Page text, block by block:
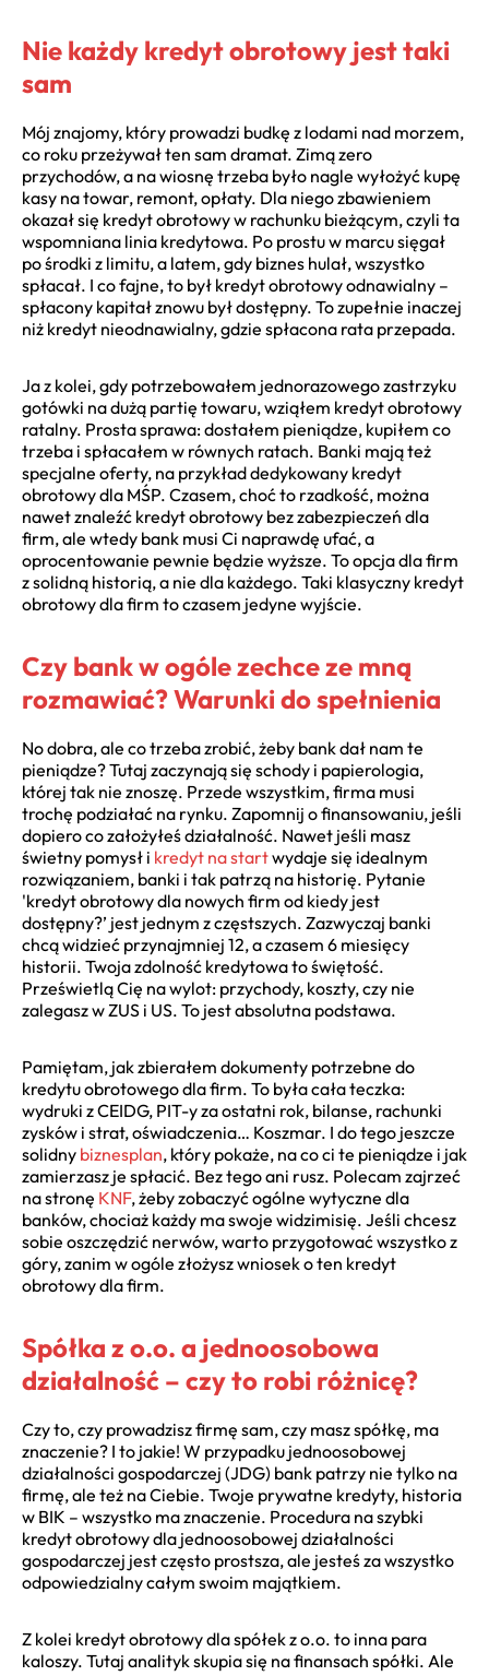
Nie każdy kredyt obrotowy jest taki
sam
Mój znajomy, który prowadzi budkę z lodami nad morzem,
co roku przeżywał ten sam dramat. Zimą zero
przychodów, a na wiosnę trzeba było nagle wyłożyć kupę
kasy na towar, remont, opłaty. Dla niego zbawieniem
okazał się kredyt obrotowy w rachunku bieżącym, czyli ta
wspomniana linia kredytowa. Po prostu w marcu sięgał
po środki z limitu, a latem, gdy biznes hulał, wszystko
spłacał. I co fajne, to był kredyt obrotowy odnawialny –
spłacony kapitał znowu był dostępny. To zupełnie inaczej
niż kredyt nieodnawialny, gdzie spłacona rata przepada.
Ja z kolei, gdy potrzebowałem jednorazowego zastrzyku
gotówki na dużą partię towaru, wziąłem kredyt obrotowy
ratalny. Prosta sprawa: dostałem pieniądze, kupiłem co
trzeba i spłacałem w równych ratach. Banki mają też
specjalne oferty, na przykład dedykowany kredyt
obrotowy dla MŚP. Czasem, choć to rzadkość, można
nawet znaleźć kredyt obrotowy bez zabezpieczeń dla
firm, ale wtedy bank musi Ci naprawdę ufać, a
oprocentowanie pewnie będzie wyższe. To opcja dla firm
z solidną historią, a nie dla każdego. Taki klasyczny kredyt
obrotowy dla firm to czasem jedyne wyjście.
Czy bank w ogóle zechce ze mną
rozmawiać? Warunki do spełnienia
No dobra, ale co trzeba zrobić, żeby bank dał nam te
pieniądze? Tutaj zaczynają się schody i papierologia,
której tak nie znoszę. Przede wszystkim, firma musi
trochę podziałać na rynku. Zapomnij o finansowaniu, jeśli
dopiero co założyłeś działalność. Nawet jeśli masz
świetny pomysł i kredyt na startwydaje się idealnym
rozwiązaniem, banki i tak patrzą na historię. Pytanie
'kredyt obrotowy dla nowych firm od kiedy jest
dostępny?’ jest jednym z częstszych. Zazwyczaj banki
chcą widzieć przynajmniej 12, a czasem 6 miesięcy
historii. Twoja zdolność kredytowa to świętość.
Prześwietlą Cię na wylot: przychody, koszty, czy nie
zalegasz w ZUS i US. To jest absolutna podstawa.
Pamiętam, jak zbierałem dokumenty potrzebne do
kredytu obrotowego dla firm. To była cała teczka:
wydruki z CEIDG, PIT-y za ostatni rok, bilanse, rachunki
zysków i strat, oświadczenia… Koszmar. I do tego jeszcze
solidny biznesplan, który pokaże, na co ci te pieniądze i jak
zamierzasz je spłacić. Bez tego ani rusz. Polecam zajrzeć
na stronę KNF, żeby zobaczyć ogólne wytyczne dla
banków, chociaż każdy ma swoje widzimisię. Jeśli chcesz
sobie oszczędzić nerwów, warto przygotować wszystko z
góry, zanim w ogóle złożysz wniosek o ten kredyt
obrotowy dla firm.
Spółka z o.o. a jednoosobowa
działalność – czy to robi różnicę?
Czy to, czy prowadzisz firmę sam, czy masz spółkę, ma
znaczenie? I to jakie! W przypadku jednoosobowej
działalności gospodarczej (JDG) bank patrzy nie tylko na
firmę, ale też na Ciebie. Twoje prywatne kredyty, historia
w BIK – wszystko ma znaczenie. Procedura na szybki
kredyt obrotowy dla jednoosobowej działalności
gospodarczej jest często prostsza, ale jesteś za wszystko
odpowiedzialny całym swoim majątkiem.
Z kolei kredyt obrotowy dla spółek z o.o. to inna para
kaloszy. Tutaj analityk skupia się na finansach spółki. Ale